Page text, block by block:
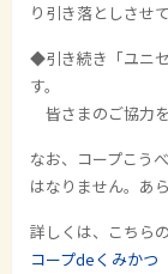
り引き落としさせ
◆引き続き「ユニ
す。
皆さまのご協力
なお、コープこう
はなりません。あ
詳しくは、こちら
コープdeくみかつ